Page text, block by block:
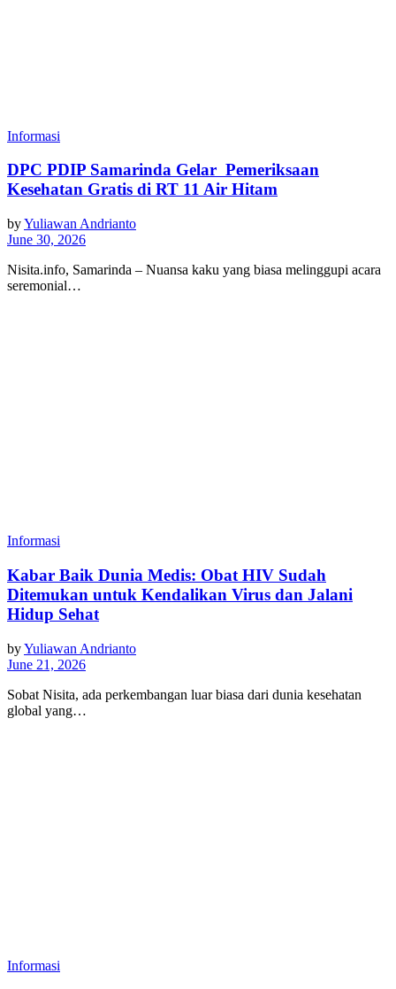
Informasi
DPC PDIP Samarinda ‎Gelar Pemeriksaan
Kesehatan Gratis di RT 11 Air Hitam
byYuliawan Andrianto
June 30, 2026
Nisita.info, Samarinda – Nuansa kaku yang biasa melinggupi acara
seremonial…
Informasi
Kabar Baik Dunia Medis: Obat HIV Sudah
Ditemukan untuk Kendalikan Virus dan Jalani
Hidup Sehat
byYuliawan Andrianto
June 21, 2026
Sobat Nisita, ada perkembangan luar biasa dari dunia kesehatan
global yang…
Informasi